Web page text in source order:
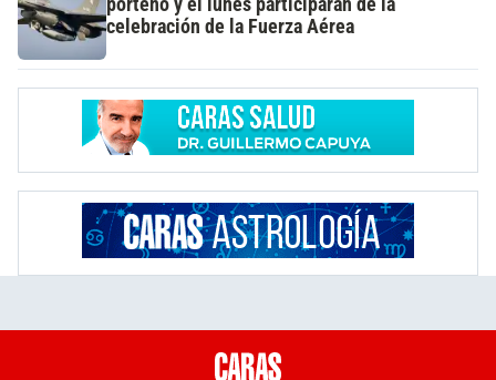
celebración de la Fuerza Aérea